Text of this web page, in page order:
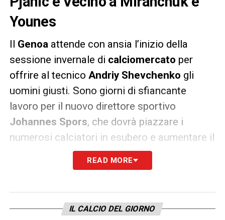
Younes
Il Genoa attende con ansia l’inizio della
sessione invernale di calciomercato per
offrire al tecnico Andriy Shevchenko gli
uomini giusti. Sono giorni di sfiancante
lavoro per il nuovo direttore sportivo
Johannes Spors, che dovrà piazzare i
numerosi calciatori in esubero e aumentare il
tasso tecnico di una rosa che rischia la
retrocessione inSerie B. Il primo nome sulla
ritorno in Italia dopo le esperienze con Roma
READ MORE
IL CALCIO DEL GIORNO